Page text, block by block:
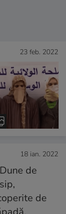
23 feb. 2022
18 ian. 2022